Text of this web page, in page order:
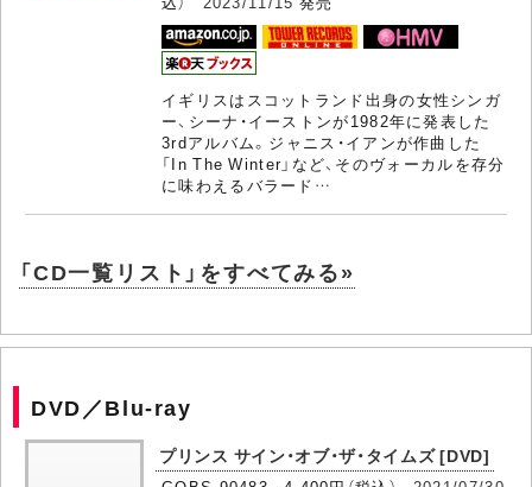
イギリスはスコットランド出身の女性シンガ
ー、シーナ・イーストンが1982年に発表した
3rdアルバム。ジャニス・イアンが作曲した
「In The Winter」など、そのヴォーカルを存分
に味わえるバラード…
「CD一覧リスト」をすべてみる»
DVD／Blu-ray
プリンス サイン・オブ・ザ・タイムズ [DVD]